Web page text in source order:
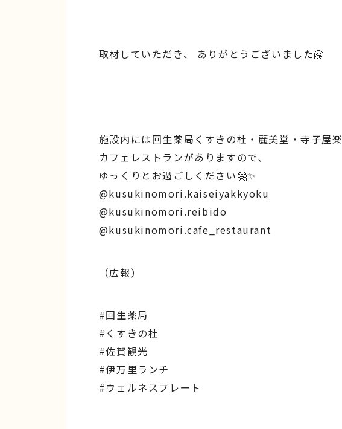
取材していただき、 ありがとうございました🤗
施設内には回生薬局くすきの杜・麗美堂・寺子屋楽
カフェレストランがありますので、
ゆっくりとお過ごしください🤗✨
@kusukinomori.kaiseiyakkyoku
@kusukinomori.reibido
@kusukinomori.cafe_restaurant
（広報）
#回生薬局
#くすきの杜
#佐賀観光
#伊万里ランチ
#ウェルネスプレート